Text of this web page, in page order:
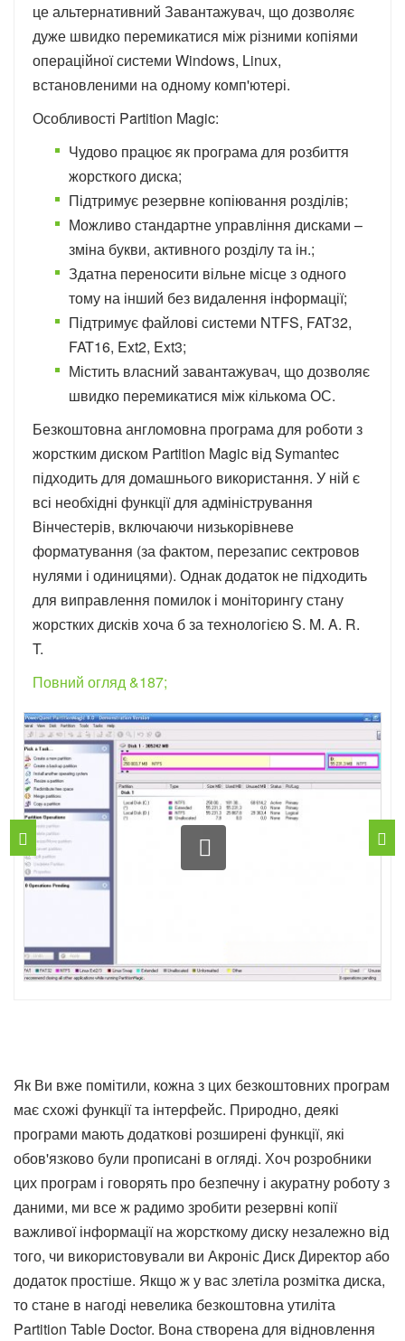
це альтернативний Завантажувач, що дозволяє
дуже швидко перемикатися між різними копіями
операційної системи Windows, Linux,
встановленими на одному комп'ютері.
Особливості Partition Magic:
Чудово працює як програма для розбиття
жорсткого диска;
Підтримує резервне копіювання розділів;
Можливо стандартне управління дисками –
зміна букви, активного розділу та ін.;
Здатна переносити вільне місце з одного
тому на інший без видалення інформації;
Підтримує файлові системи NTFS, FAT32,
FAT16, Ext2, Ext3;
Містить власний завантажувач, що дозволяє
швидко перемикатися між кількома ОС.
Безкоштовна англомовна програма для роботи з
жорстким диском Partition Magic від Symantec
підходить для домашнього використання. У ній є
всі необхідні функції для адміністрування
Вінчестерів, включаючи низькорівневе
форматування (за фактом, перезапис сектровов
нулями і одиницями). Однак додаток не підходить
для виправлення помилок і моніторингу стану
жорстких дисків хоча б за технологією S. M. A. R.
T.
Повний огляд &187;
Як Ви вже помітили, кожна з цих безкоштовних програм
має схожі функції та інтерфейс. Природно, деякі
програми мають додаткові розширені функції, які
обов'язково були прописані в огляді. Хоч розробники
цих програм і говорять про безпечну і акуратну роботу з
даними, ми все ж радимо зробити резервні копії
важливої інформації на жорсткому диску незалежно від
того, чи використовували ви Акроніс Диск Директор або
додаток простіше. Якщо ж у вас злетіла розмітка диска,
то стане в нагоді невелика безкоштовна утиліта
Partition Table Doctor. Вона створена для відновлення